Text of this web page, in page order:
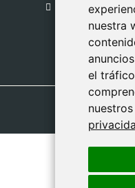
nuestra
el
nuestra
el
Lunes a Viernes
09:00 - 13:00